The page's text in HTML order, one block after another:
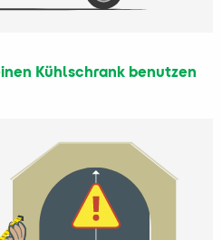
Kühlschrank benutzen